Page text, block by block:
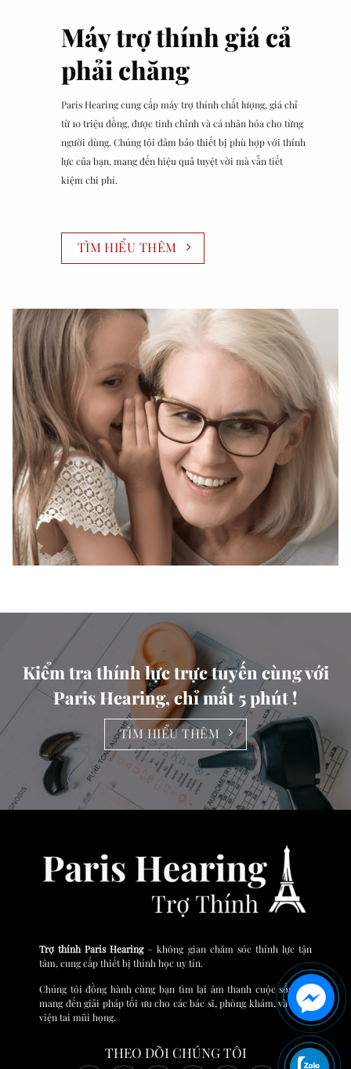
Máy trợ thính giá cả
phải chăng
Paris Hearing cung cấp máy trợ thính chất lượng, giá chỉ
từ 10 triệu đồng, được tinh chỉnh và cá nhân hóa cho từng
người dùng. Chúng tôi đảm bảo thiết bị phù hợp với thính
lực của bạn, mang đến hiệu quả tuyệt vời mà vẫn tiết
kiệm chi phí.
TÌM HIỂU THÊM
Kiểm tra thính lực trực tuyến cùng với
Paris Hearing, chỉ mất 5 phút !
TÌM HIỂU THÊM
Trợ thính Paris Hearing– không gian chăm sóc thính lực tận
tâm, cung cấp thiết bị thính học uy tín.
Chúng tôi đồng hành cùng bạn tìm lại âm thanh cuộc sống và
mang đến giải pháp tối ưu cho các bác sĩ, phòng khám, và bệnh
viện tai mũi họng.
THEO DÕI CHÚNG TÔI